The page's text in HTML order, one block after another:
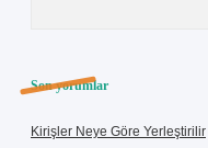
Son yorumlar
Kirişler Neye Göre Yerleştirilir